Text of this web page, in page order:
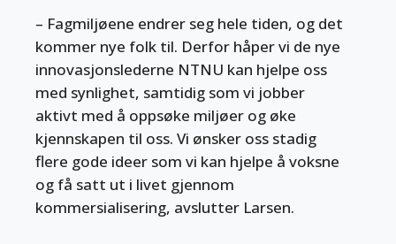
– Fagmiljøene endrer seg hele tiden, og det
kommer nye folk til. Derfor håper vi de nye
innovasjonslederne NTNU kan hjelpe oss
med synlighet, samtidig som vi jobber
aktivt med å oppsøke miljøer og øke
kjennskapen til oss. Vi ønsker oss stadig
flere gode ideer som vi kan hjelpe å voksne
og få satt ut i livet gjennom
kommersialisering, avslutter Larsen.